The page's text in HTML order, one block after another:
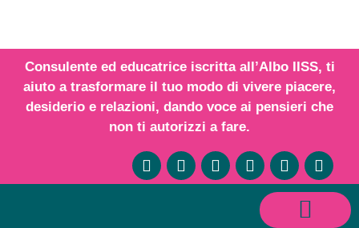
Consulente ed educatrice iscritta all’Albo IISS, ti
aiuto a trasformare il tuo modo di vivere piacere,
desiderio e relazioni, dando voce ai pensieri che
non ti autorizzi a fare.